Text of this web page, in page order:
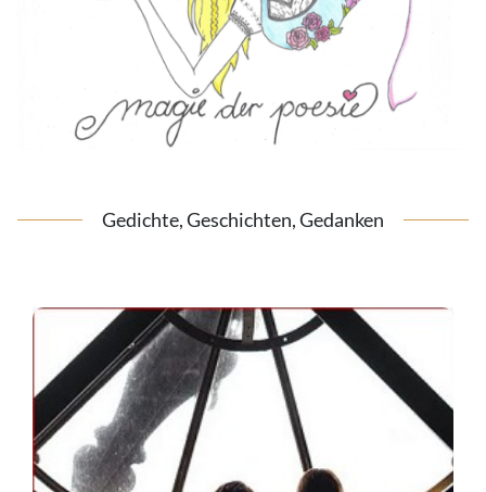
Gedichte, Geschichten, Gedanken